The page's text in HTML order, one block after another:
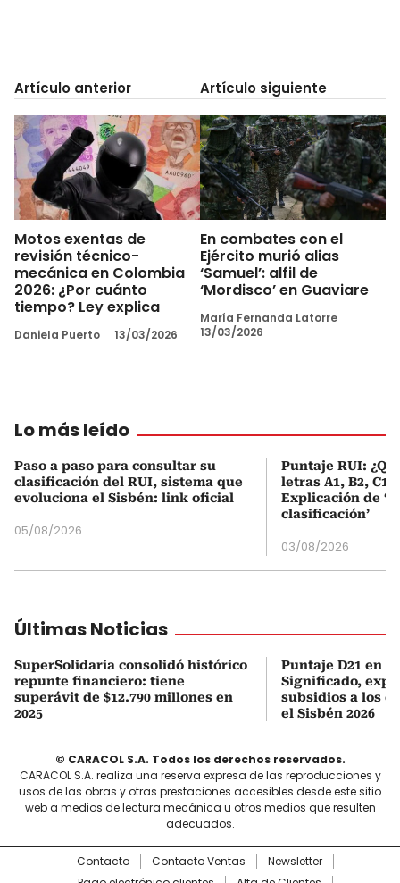
Artículo anterior
Motos exentas de
revisión técnico-
mecánica en Colombia
2026: ¿Por cuánto
tiempo? Ley explica
Daniela Puerto 13/03/2026
Artículo siguiente
En combates con el
Ejército murió alias
‘Samuel’: alfil de
‘Mordisco’ en Guaviare
María Fernanda Latorre
13/03/2026
Lo más leído
Paso a paso para consultar su
clasificación del RUI, sistema que
evoluciona el Sisbén: link oficial
05/08/2026
Puntaje RUI:
letras A1, B2, C1
Explicación de
clasificación’
03/08/2026
Últimas Noticias
SuperSolidaria consolidó histórico
repunte financiero: tiene
superávit de $12.790 millones en
2025
Puntaje D21 en
Significado,
subsidios a los
el Sisbén 2026
© CARACOL S.A. Todos los derechos reservados.
CARACOL S.A. realiza una reserva expresa de las reproducciones y
usos de las obras y otras prestaciones accesibles desde este sitio
web a medios de lectura mecánica u otros medios que resulten
adecuados.
Contacto Contacto Ventas
Newsletter